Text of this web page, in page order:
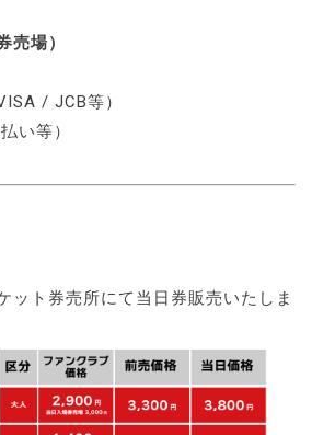
売場）
/ JCB等）
い等）
ット券売所にて当日券販売いたしま